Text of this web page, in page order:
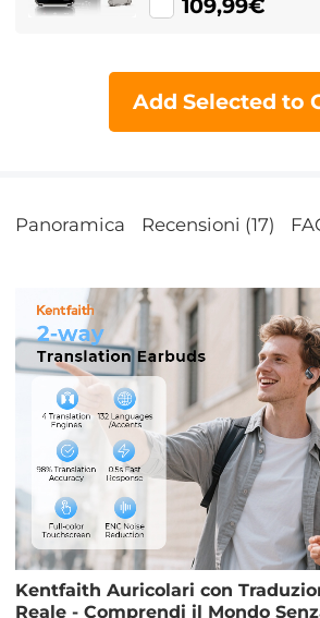
KentFaith
109,99€
Add Selected to
Panoramica Recensioni (17)
Kentfaith Auricolari con
Reale - Comprendi il Mondo